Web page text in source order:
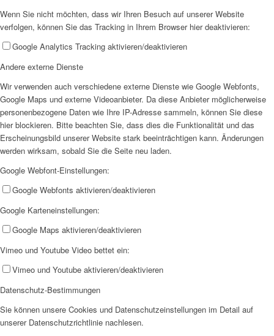
Jobs
Feedback
Ortsvereine
Wenn Sie nicht möchten, dass wir Ihren Besuch auf unserer Website
verfolgen, können Sie das Tracking in Ihrem Browser hier deaktivieren:
Google Analytics Tracking aktivieren/deaktivieren
Andere externe Dienste
Wir verwenden auch verschiedene externe Dienste wie Google Webfonts,
Google Maps und externe Videoanbieter. Da diese Anbieter möglicherweise
personenbezogene Daten wie Ihre IP-Adresse sammeln, können Sie diese
hier blockieren. Bitte beachten Sie, dass dies die Funktionalität und das
Erscheinungsbild unserer Website stark beeinträchtigen kann. Änderungen
werden wirksam, sobald Sie die Seite neu laden.
Google Webfont-Einstellungen:
Google Webfonts aktivieren/deaktivieren
Google Karteneinstellungen:
Google Maps aktivieren/deaktivieren
Vimeo und Youtube Video bettet ein:
Vimeo und Youtube aktivieren/deaktivieren
Datenschutz-Bestimmungen
Sie können unsere Cookies und Datenschutzeinstellungen im Detail auf
unserer Datenschutzrichtlinie nachlesen.